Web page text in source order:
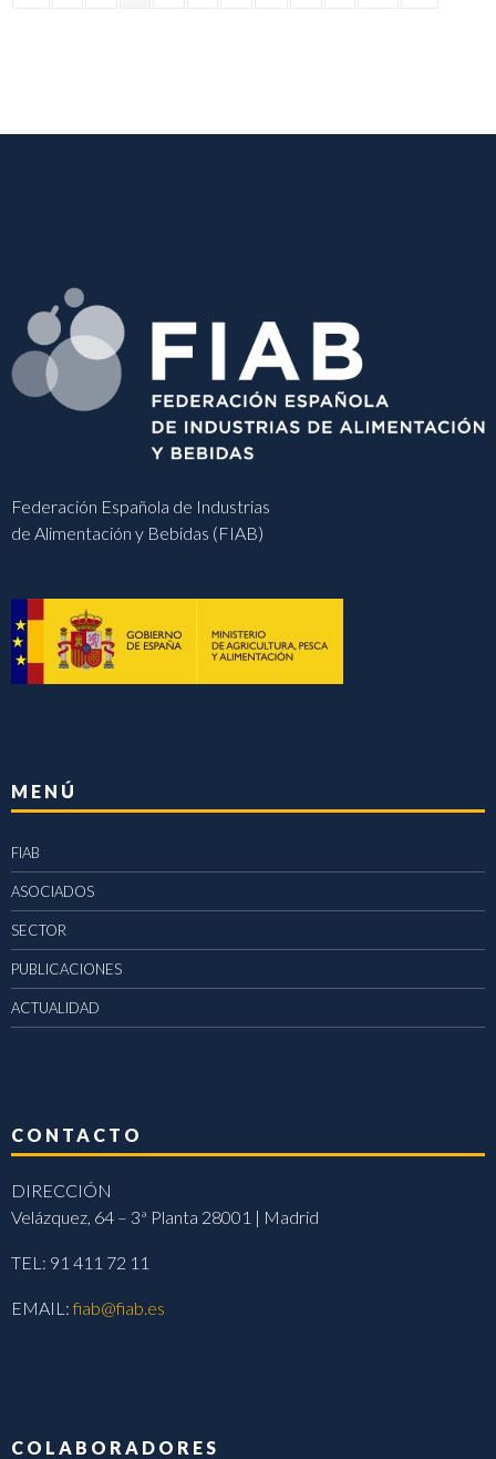
Federación Española de Industrias
de Alimentación y Bebidas (FIAB)
MENÚ
FIAB
ASOCIADOS
SECTOR
PUBLICACIONES
ACTUALIDAD
CONTACTO
DIRECCIÓN
Velázquez, 64 – 3ª Planta 28001 | Madrid
TEL: 91 411 72 11
EMAIL:fiab@fiab.es
COLABORADORES